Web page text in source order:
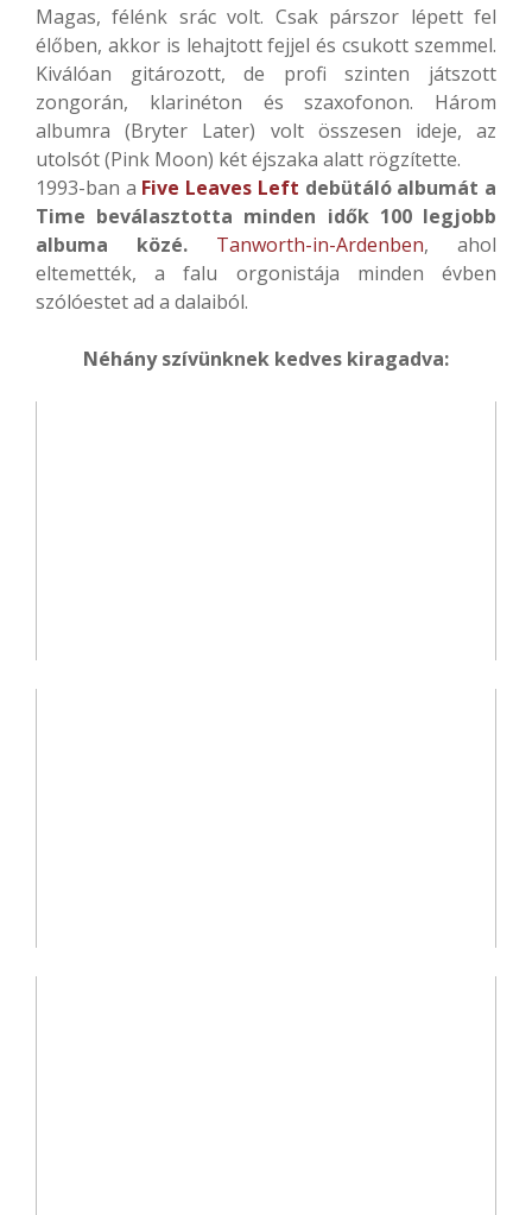
Magas, félénk srác volt. Csak párszor lépett fel
élőben, akkor is lehajtott fejjel és csukott szemmel.
Kiválóan gitározott, de profi szinten játszott
zongorán, klarinéton és szaxofonon. Három
albumra (Bryter Later) volt összesen ideje, az
utolsót (Pink Moon) két éjszaka alatt rögzítette.
1993-ban a Five Leaves Left debütáló albumát a
Time beválasztotta minden idők 100 legjobb
albuma közé. Tanworth-in-Ardenben, ahol
eltemették, a falu orgonistája minden évben
szólóestet ad a dalaiból.
Néhány szívünknek kedves kiragadva: